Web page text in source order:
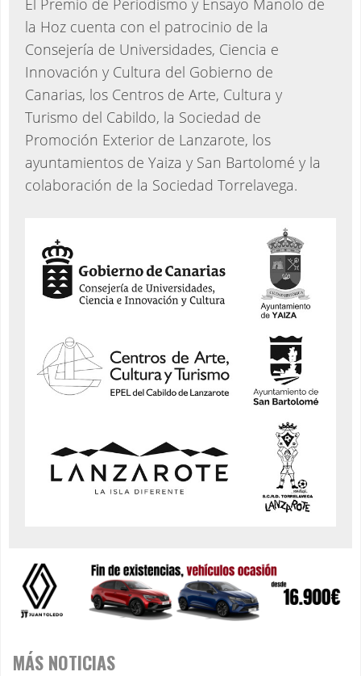
El Premio de Periodismo y Ensayo Manolo de
la Hoz cuenta con el patrocinio de la
Consejería de Universidades, Ciencia e
Innovación y Cultura del Gobierno de
Canarias, los Centros de Arte, Cultura y
Turismo del Cabildo, la Sociedad de
Promoción Exterior de Lanzarote, los
ayuntamientos de Yaiza y San Bartolomé y la
colaboración de la Sociedad Torrelavega.
MÁS NOTICIAS